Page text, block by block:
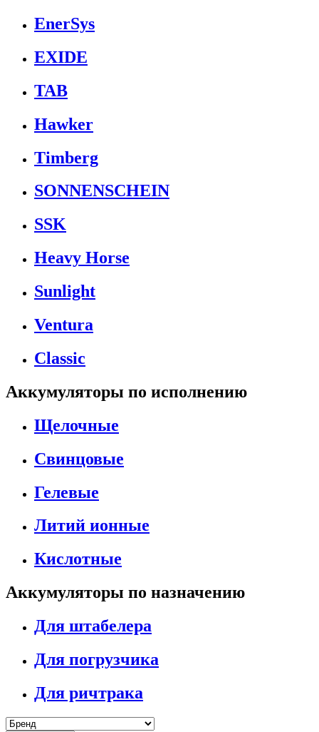
EnerSys
EXIDE
TAB
Hawker
Timberg
SONNENSCHEIN
SSK
Heavy Horse
Sunlight
Ventura
Classic
Аккумуляторы по исполнению
Щелочные
Свинцовые
Гелевые
Литий ионные
Кислотные
Аккумуляторы по назначению
Для штабелера
Для погрузчика
Для ричтрака